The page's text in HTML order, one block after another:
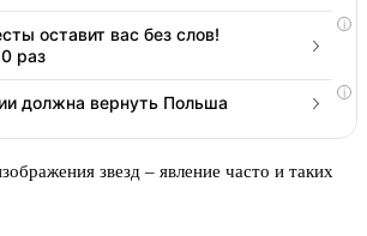
i
оставит вас без слов!
раз
i
должна вернуть Польша
звезд – явление часто и таких